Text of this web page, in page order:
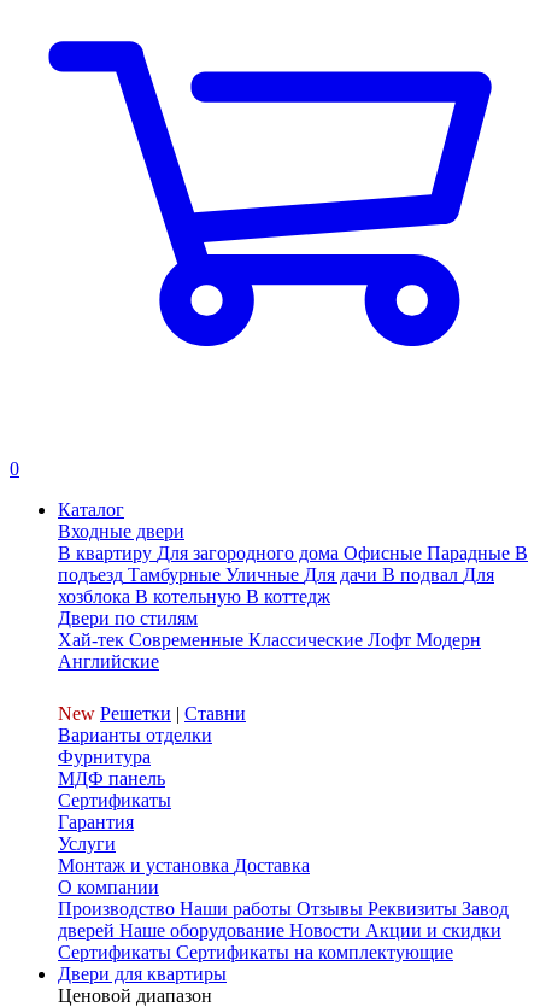
0
Каталог
Входные двери
В квартиру Для загородного дома Офисные Парадные В
подъезд Тамбурные Уличные Для дачи В подвал Для
хозблока В котельную В коттедж
Двери по стилям
Хай-тек Современные Классические Лофт Модерн
Английские
New Решетки | Ставни
Варианты отделки
Фурнитура
МДФ панель
Сертификаты
Гарантия
Услуги
Монтаж и установка Доставка
О компании
Производство Наши работы Отзывы Реквизиты Завод
дверей Наше оборудование Новости Акции и скидки
Сертификаты Сертификаты на комплектующие
Двери для квартиры
Ценовой диапазон